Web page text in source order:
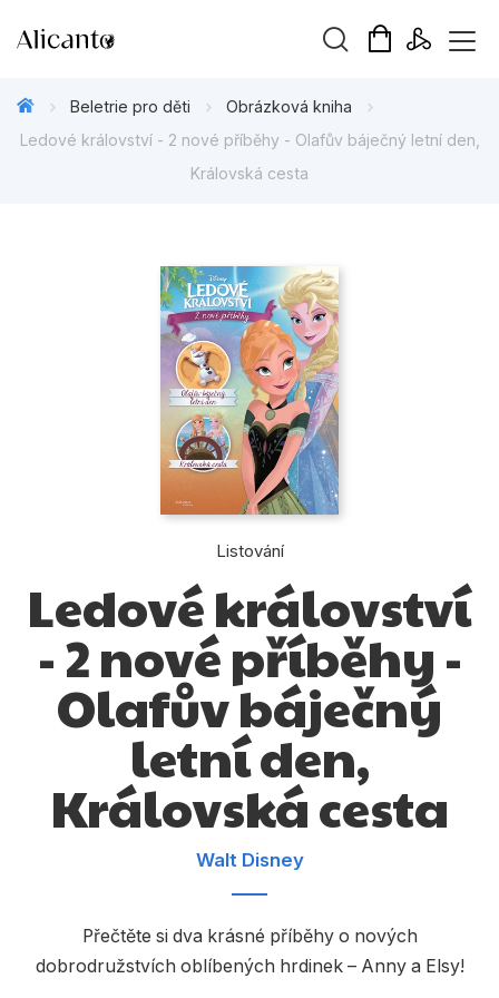
Připravujeme
Tipy redakce
Beletrie pro děti
Beletrie pro dospělé
Dárkové publikace
Hobby
Jazyky
Kalendáře
Komiks
Kuchařky
Populárně - naučná pro dospělé
Beletrie pro děti
Obrázková kniha
Ledové království - 2 nové příběhy - Olafův báječný letní den,
Královská cesta
Listování
Ledové království
- 2 nové příběhy -
Olafův báječný
letní den,
Královská cesta
Walt Disney
Přečtěte si dva krásné příběhy o nových
dobrodružstvích oblíbených hrdinek – Anny a Elsy!